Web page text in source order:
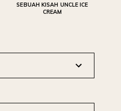
SEBUAH KISAH UNCLE ICE
CREAM